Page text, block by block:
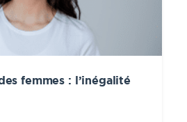
femmes : l’inégalité